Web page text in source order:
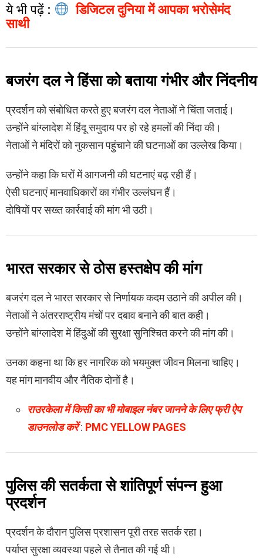
ये भी पढ़ें :
डिजिटल दुनिया में आपका भरोसेमंद
साथी
बजरंग दल ने हिंसा को बताया गंभीर और निंदनीय
प्रदर्शन को संबोधित करते हुए बजरंग दल नेताओं ने चिंता जताई।
उन्होंने बांग्लादेश में हिंदू समुदाय पर हो रहे हमलों की निंदा की।
नेताओं ने मंदिरों को नुकसान पहुंचाने की घटनाओं का उल्लेख किया।
उन्होंने कहा कि घरों में आगजनी की घटनाएं बढ़ रही हैं।
ऐसी घटनाएं मानवाधिकारों का गंभीर उल्लंघन हैं।
दोषियों पर सख्त कार्रवाई की मांग भी उठी।
भारत सरकार से ठोस हस्तक्षेप की मांग
बजरंग दल ने भारत सरकार से निर्णायक कदम उठाने की अपील की।
नेताओं ने अंतरराष्ट्रीय मंचों पर दबाव बनाने की बात कही।
उन्होंने बांग्लादेश में हिंदुओं की सुरक्षा सुनिश्चित करने की मांग की।
उनका कहना था कि हर नागरिक को भयमुक्त जीवन मिलना चाहिए।
यह मांग मानवीय और नैतिक दोनों है।
राउरकेला में किसी का भी मोबाइल नंबर जानने के लिए फ्री ऐप
डाउनलोड करें : PMC YELLOW PAGES
पुलिस की सतर्कता से शांतिपूर्ण संपन्न हुआ
प्रदर्शन
प्रदर्शन के दौरान पुलिस प्रशासन पूरी तरह सतर्क रहा।
पर्याप्त सुरक्षा व्यवस्था पहले से तैनात की गई थी।